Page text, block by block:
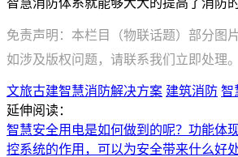
免责声明：本栏目（物联话题）部分图
如涉及版权问题，请联系我们立即处理。
文旅古建智慧消防解决方案 建筑消防 智
延伸阅读：
智慧安全用电是如何做到的呢？功能体
控系统的作用，可以为安全带来什么好